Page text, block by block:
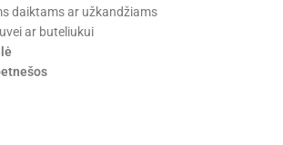
daiktams ar užkandžiams
ar buteliukui